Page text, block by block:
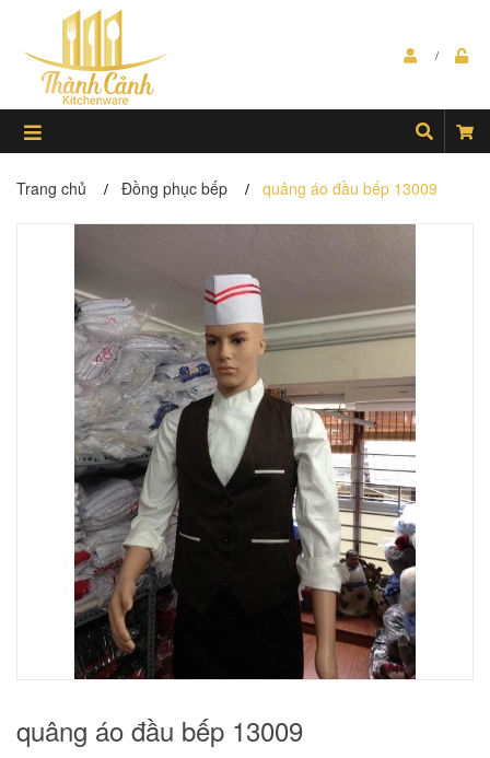
Trang chủ / Đồng phục bếp / quâng áo đầu bếp 13009
quâng áo đầu bếp 13009